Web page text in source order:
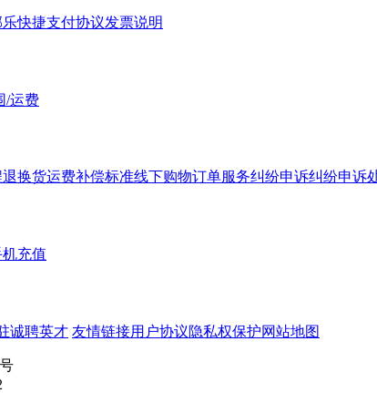
乐快捷支付协议发票说明
/运费
退换货运费补偿标准线下购物订单服务纠纷申诉纠纷申诉
充值
诚聘英才 友情链接用户协议隐私权保护网站地图